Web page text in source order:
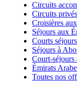
Circuits
Circuits
Croisières
Séjours aux
Courts
Séjours à
Court-séjours
Émirats
Toutes nos